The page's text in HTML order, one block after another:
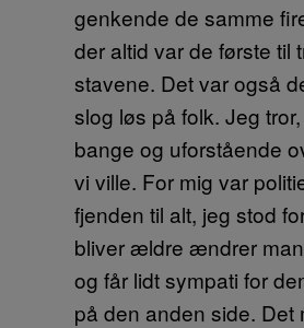
genkende de samme
der altid var de første til
stavene. Det var også
slog løs på folk. Jeg
bange og uforstående
vi ville. For mig var
fjenden til alt, jeg stod
bliver ældre ændrer
og får lidt sympati for
på den anden side. Det